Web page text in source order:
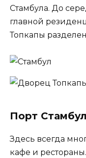
Стамбула. До
главной
Топкапы
Порт
Здесь всегда
кафе и